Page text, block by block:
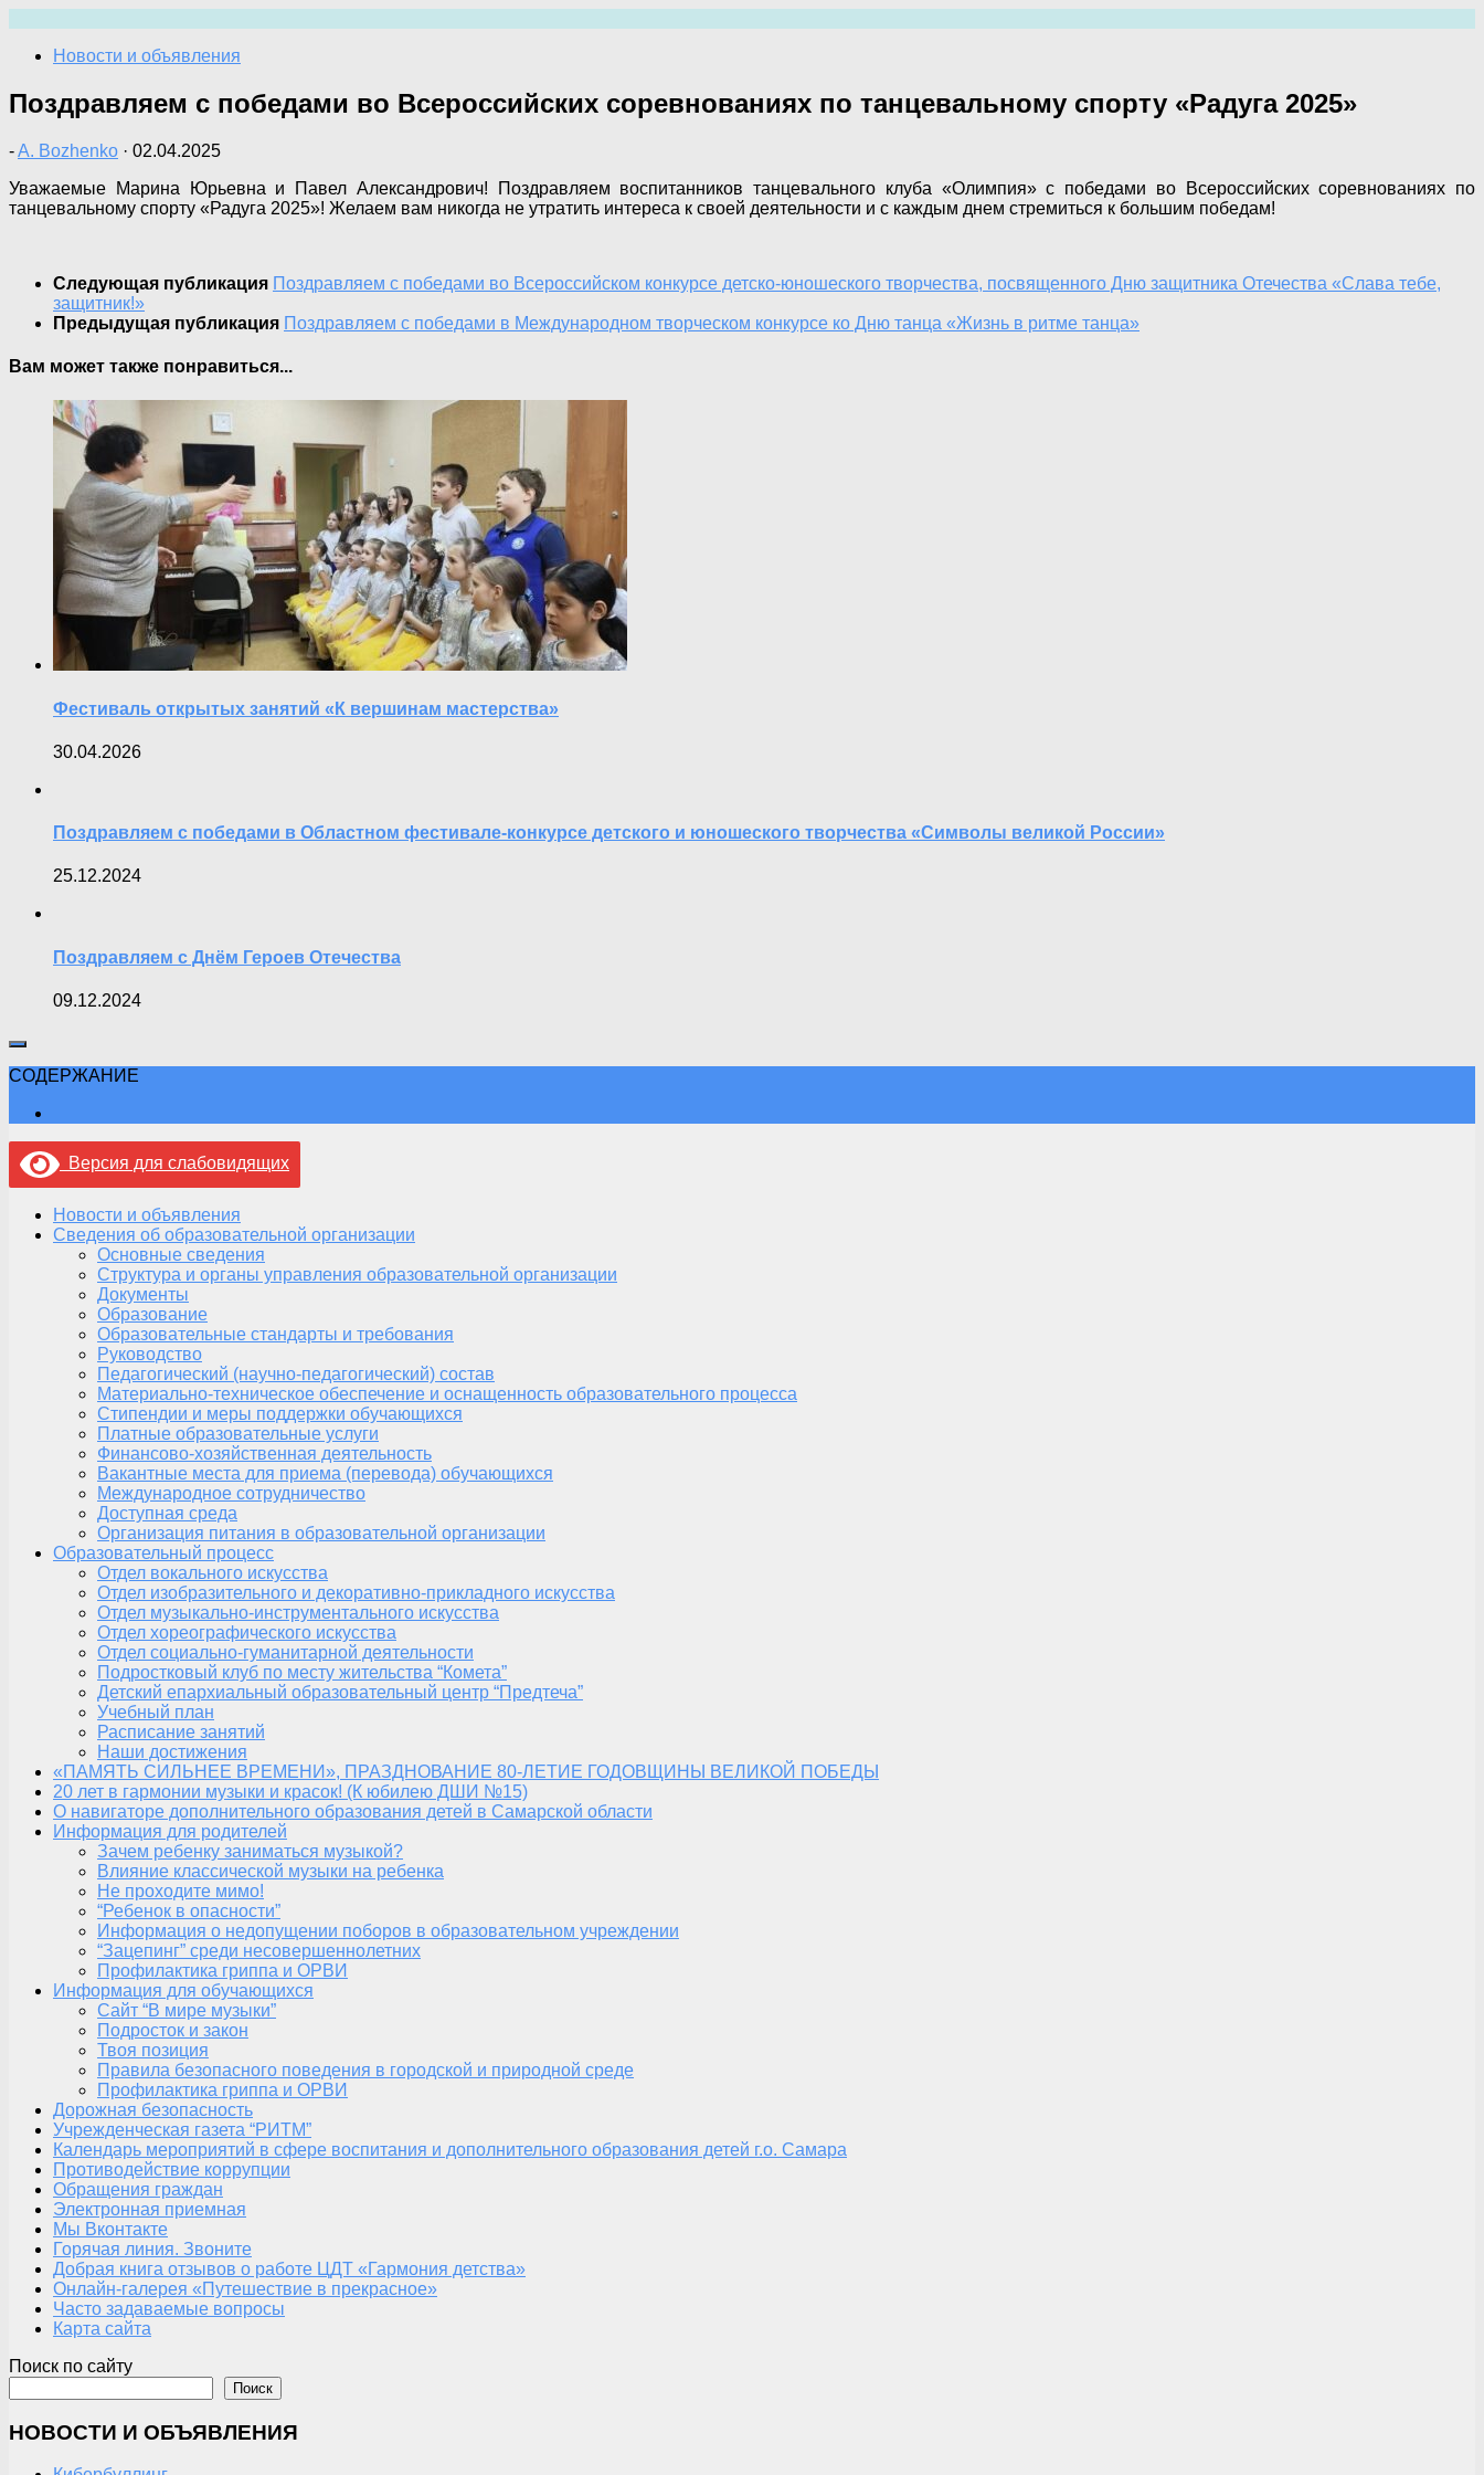
содержимому
Новости и объявления
Поздравляем с победами во Всероссийских соревнованиях по танцевальному спорту «Радуга 2025»
-A. Bozhenko · 02.04.2025
Уважаемые Марина Юрьевна и Павел Александрович! Поздравляем воспитанников танцевального клуба «Олимпия» с победами во Всероссийских соревнованиях по
танцевальному спорту «Радуга 2025»! Желаем вам никогда не утратить интереса к своей деятельности и с каждым днем стремиться к большим победам!
Следующая публикация Поздравляем с победами во Всероссийском конкурсе детско-юношеского творчества, посвященного Дню защитника Отечества «Слава тебе,
защитник!»
Предыдущая публикация Поздравляем с победами в Международном творческом конкурсе ко Дню танца «Жизнь в ритме танца»
Вам может также понравиться...
Фестиваль открытых занятий «К вершинам мастерства»
30.04.2026
Поздравляем с победами в Областном фестивале-конкурсе детского и юношеского творчества «Символы великой России»
25.12.2024
Поздравляем с Днём Героев Отечества
09.12.2024
СОДЕРЖАНИЕ
Версия для слабовидящих
Новости и объявления
Сведения об образовательной организации
Основные сведения
Структура и органы управления образовательной организации
Документы
Образование
Образовательные стандарты и требования
Руководство
Педагогический (научно-педагогический) состав
Материально-техническое обеспечение и оснащенность образовательного процесса
Стипендии и меры поддержки обучающихся
Платные образовательные услуги
Финансово-хозяйственная деятельность
Вакантные места для приема (перевода) обучающихся
Международное сотрудничество
Доступная среда
Организация питания в образовательной организации
Образовательный процесс
Отдел вокального искусства
Отдел изобразительного и декоративно-прикладного искусства
Отдел музыкально-инструментального искусства
Отдел хореографического искусства
Отдел социально-гуманитарной деятельности
Подростковый клуб по месту жительства “Комета”
Детский епархиальный образовательный центр “Предтеча”
Учебный план
Расписание занятий
Наши достижения
«ПАМЯТЬ СИЛЬНЕЕ ВРЕМЕНИ», ПРАЗДНОВАНИЕ 80-ЛЕТИЕ ГОДОВЩИНЫ ВЕЛИКОЙ ПОБЕДЫ
20 лет в гармонии музыки и красок! (К юбилею ДШИ №15)
О навигаторе дополнительного образования детей в Самарской области
Информация для родителей
Зачем ребенку заниматься музыкой?
Влияние классической музыки на ребенка
Не проходите мимо!
“Ребенок в опасности”
Информация о недопущении поборов в образовательном учреждении
“Зацепинг” среди несовершеннолетних
Профилактика гриппа и ОРВИ
Информация для обучающихся
Сайт “В мире музыки”
Подросток и закон
Твоя позиция
Правила безопасного поведения в городской и природной среде
Профилактика гриппа и ОРВИ
Дорожная безопасность
Учрежденческая газета “РИТМ”
Календарь мероприятий в сфере воспитания и дополнительного образования детей г.о. Самара
Противодействие коррупции
Обращения граждан
Электронная приемная
Мы Вконтакте
Горячая линия. Звоните
Добрая книга отзывов о работе ЦДТ «Гармония детства»
Онлайн-галерея «Путешествие в прекрасное»
Часто задаваемые вопросы
Карта сайта
Поиск по сайту
Поиск
НОВОСТИ И ОБЪЯВЛЕНИЯ